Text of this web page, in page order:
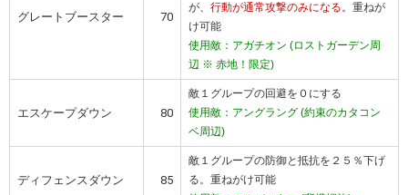
グレートブースター 70
が、 行動が通常攻撃のみになる。重ねが
け可能
使用敵：アガチオン (ロストガーデン周
辺 ※ 赤地！限定)
エスケープダウン 80
敵１グループの回避を０にする
使用敵：アングラング (約束のカタコン
ベ周辺)
ディフェンスダウン 85
敵１グループの防御と抵抗を２５％下げ
る。重ねがけ可能